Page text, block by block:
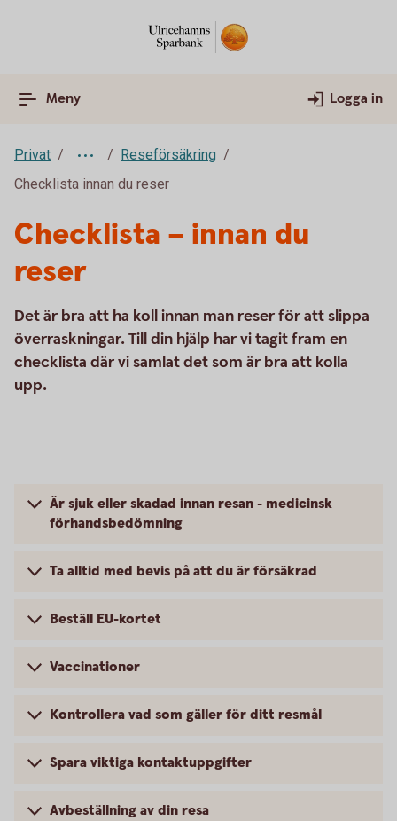
Meny Logga in
Privat
Reseförsäkring
Checklista innan du reser
Checklista – innan du
reser
Det är bra att ha koll innan man reser för att slippa
överraskningar. Till din hjälp har vi tagit fram en
checklista där vi samlat det som är bra att kolla
upp.
Är sjuk eller skadad innan resan - medicinsk
förhandsbedömning
Ta alltid med bevis på att du är försäkrad
Beställ EU-kortet
Vaccinationer
Kontrollera vad som gäller för ditt resmål
Spara viktiga kontaktuppgifter
Avbeställning av din resa